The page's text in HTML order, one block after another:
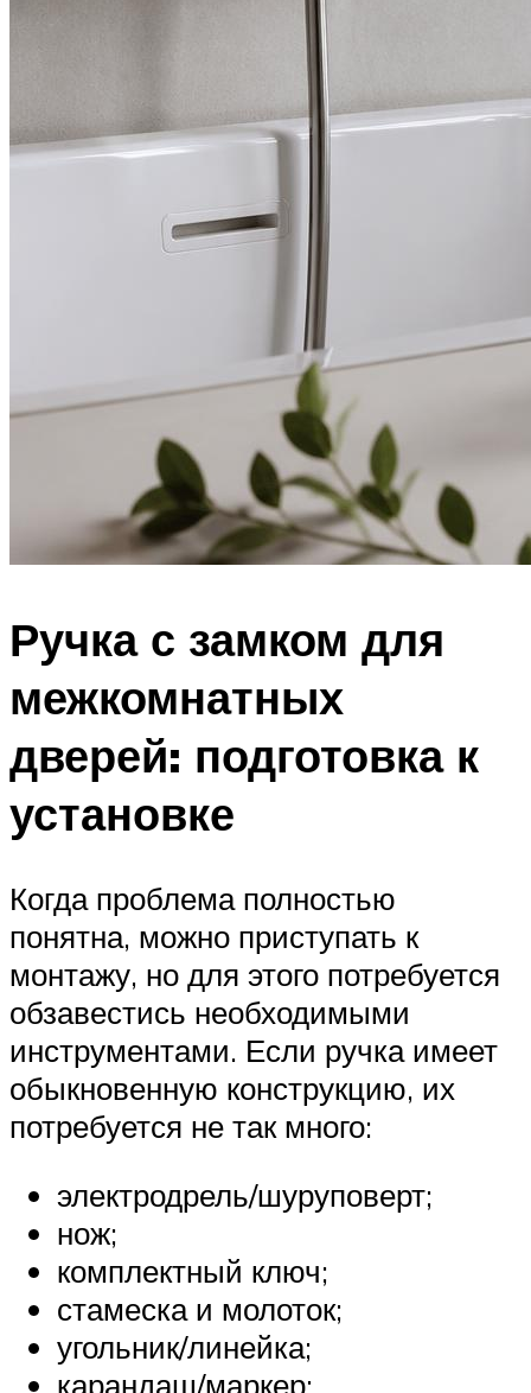
Ручка с замком для
межкомнатных
дверей: подготовка к
установке
Когда проблема полностью
понятна, можно приступать к
монтажу, но для этого потребуется
обзавестись необходимыми
инструментами. Если ручка имеет
обыкновенную конструкцию, их
потребуется не так много:
электродрель/шуруповерт;
нож;
комплектный ключ;
стамеска и молоток;
угольник/линейка;
карандаш/маркер;